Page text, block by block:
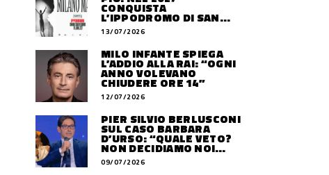
CONQUISTA
L’IPPODROMO DI SAN
SIRO CON “MILANO
MAREA”
13/07/2026
MILO INFANTE SPIEGA
L’ADDIO ALLA RAI: “OGNI
ANNO VOLEVANO
CHIUDERE ORE 14”
12/07/2026
PIER SILVIO BERLUSCONI
SUL CASO BARBARA
D’URSO: “QUALE VETO?
NON DECIDIAMO NOI
DOVE LAVORERÀ”
09/07/2026